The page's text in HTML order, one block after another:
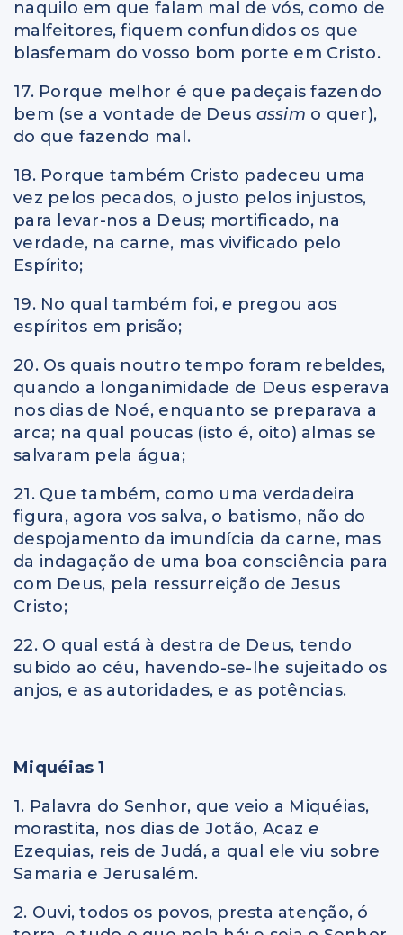
naquilo em que falam mal de vós, como de
malfeitores, fiquem confundidos os que
blasfemam do vosso bom porte em Cristo.
17. Porque melhor é que padeçais fazendo
bem (se a vontade de Deus assim o quer),
do que fazendo mal.
18. Porque também Cristo padeceu uma
vez pelos pecados, o justo pelos injustos,
para levar-nos a Deus; mortificado, na
verdade, na carne, mas vivificado pelo
Espírito;
19. No qual também foi, e pregou aos
espíritos em prisão;
20. Os quais noutro tempo foram rebeldes,
quando a longanimidade de Deus esperava
nos dias de Noé, enquanto se preparava a
arca; na qual poucas (isto é, oito) almas se
salvaram pela água;
21. Que também, como uma verdadeira
figura, agora vos salva, o batismo, não do
despojamento da imundícia da carne, mas
da indagação de uma boa consciência para
com Deus, pela ressurreição de Jesus
Cristo;
22. O qual está à destra de Deus, tendo
subido ao céu, havendo-se-lhe sujeitado os
anjos, e as autoridades, e as potências.
Miquéias 1
1. Palavra do Senhor, que veio a Miquéias,
morastita, nos dias de Jotão, Acaz e
Ezequias, reis de Judá, a qual ele viu sobre
Samaria e Jerusalém.
2. Ouvi, todos os povos, presta atenção, ó